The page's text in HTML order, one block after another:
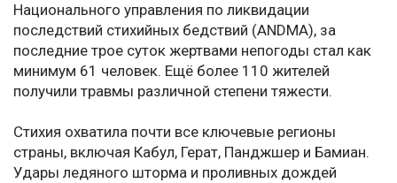
Национального управления по ликвидации
последствий стихийных бедствий (ANDMA), за
последние трое суток жертвами непогоды стал как
минимум 61 человек. Ещё более 110 жителей
получили травмы различной степени тяжести.
Стихия охватила почти все ключевые регионы
страны, включая Кабул, Герат, Панджшер и Бамиан.
Удары ледяного шторма и проливных дождей